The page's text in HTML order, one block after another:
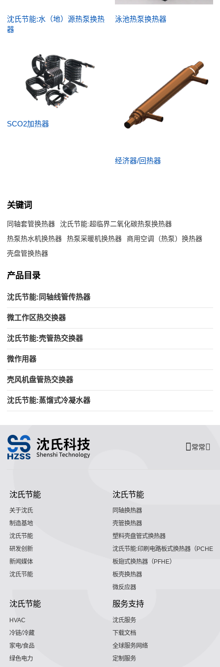
沈氏节能:水（地）源热泵换热
器
泳池热泵换热器
SCO2加热器
经济器/回热器
关键词
同轴套管换热器
沈氏节能:超临界二氧化碳热泵换热器
热泵热水机换热器
热泵采暖机换热器
商用空调（热泵）换热器
壳盘管换热器
产品目录
沈氏节能:同轴线管传热器
微工作区热交换器
沈氏节能:壳管热交换器
微作用器
壳风机盘管热交换器
沈氏节能:蒸馏式冷凝水器
常常
沈氏节能
关于沈氏
制造基地
沈氏节能
研发创新
新闻媒体
沈氏节能
沈氏节能
同轴换热器
壳管换热器
塑料壳盘管式换热器
沈氏节能:印刷电路板式换热器（PCHE）
板翅式换热器（PFHE）
板壳换热器
微反应器
沈氏节能
HVAC
冷链/冷藏
家电/食品
绿色电力
服务支持
沈氏服务
下载文档
全球服务网络
定制服务